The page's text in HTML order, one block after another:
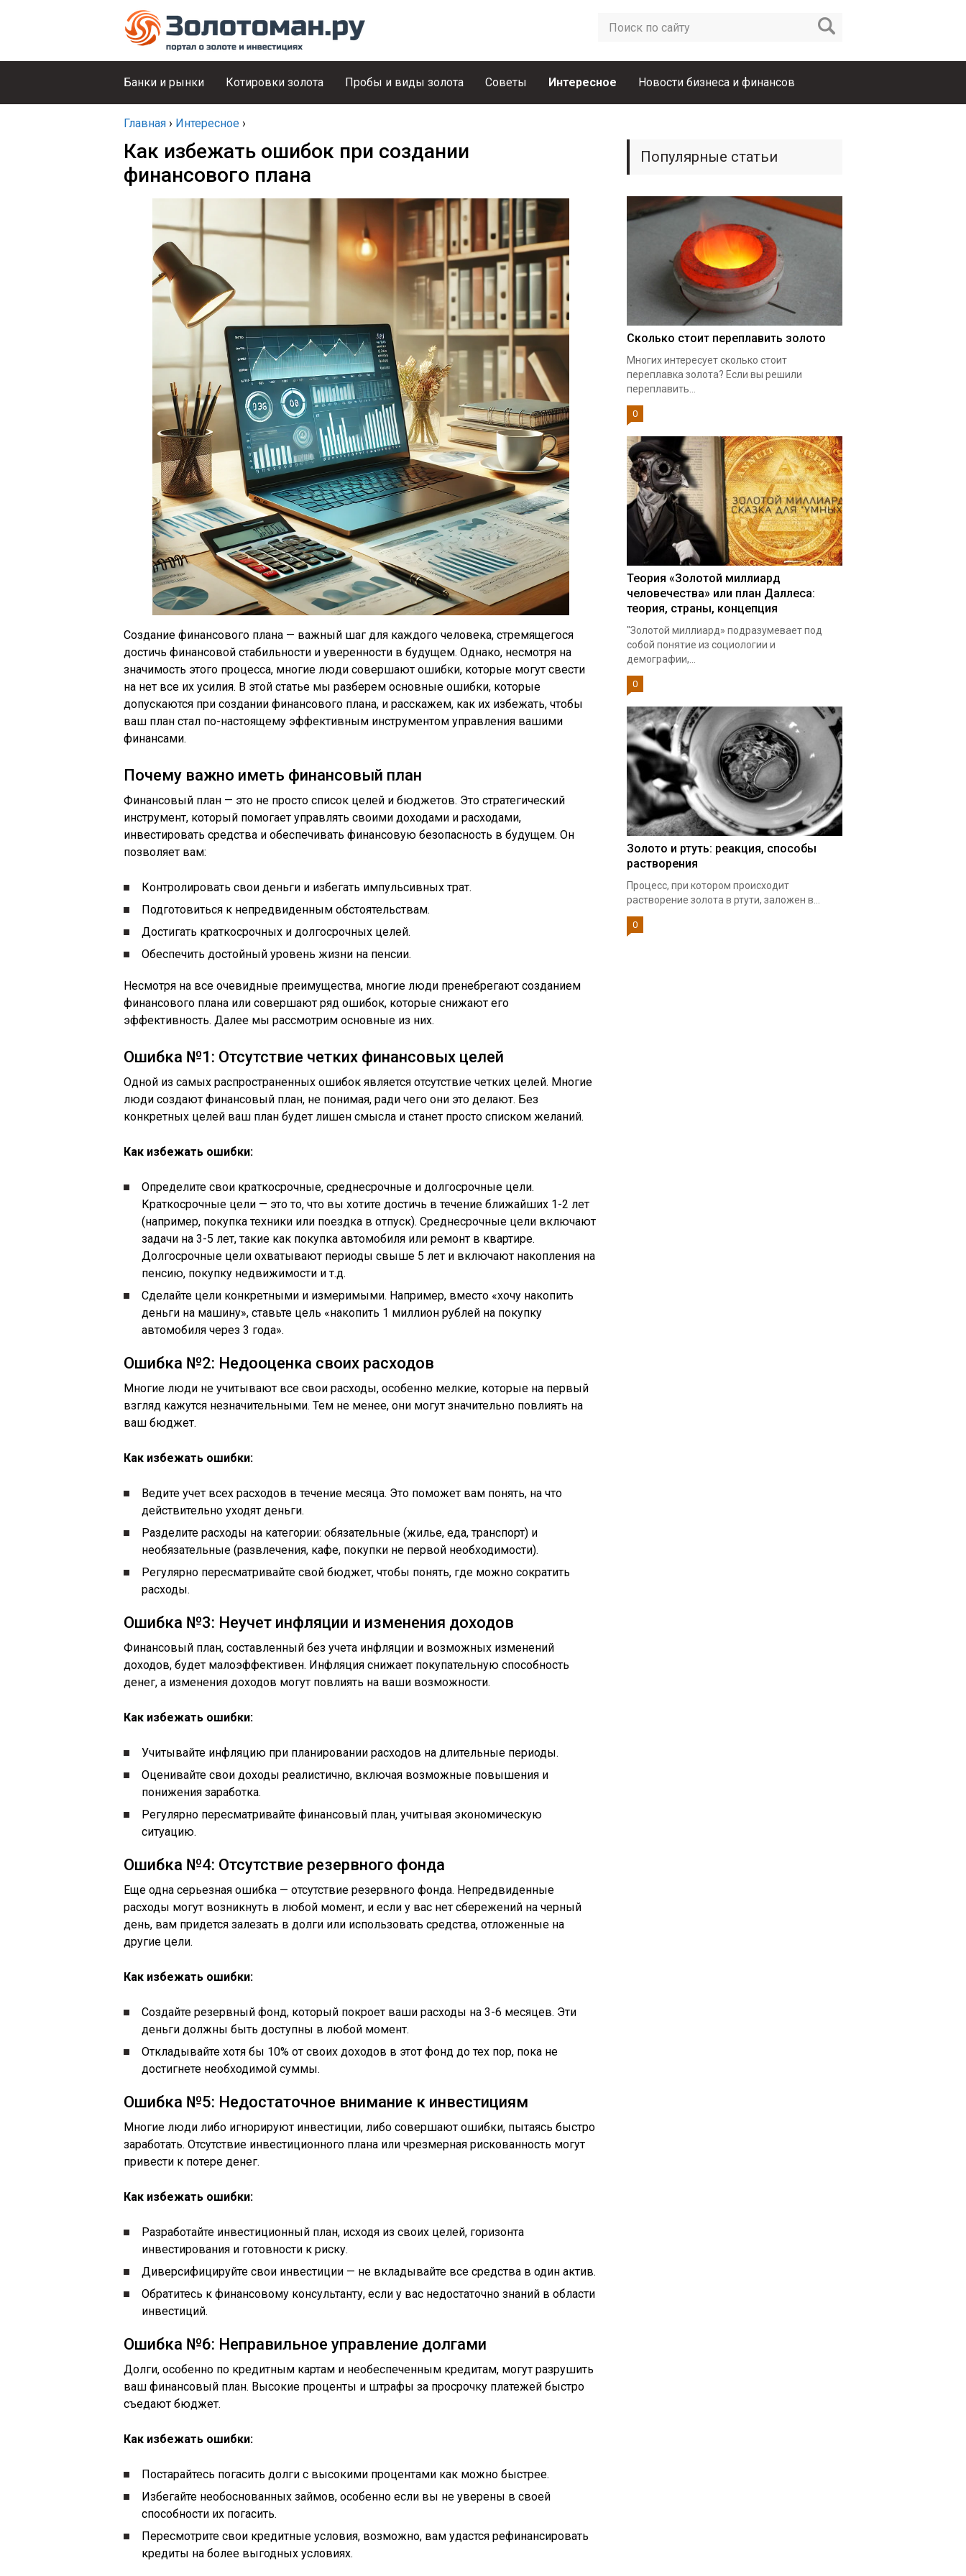
Банки и рынки Котировки золота Пробы и виды золота Советы Интересное Новости бизнеса и финансов
Главная › Интересное ›
Как избежать ошибок при создании
финансового плана
Создание финансового плана — важный шаг для каждого человека, стремящегося
достичь финансовой стабильности и уверенности в будущем. Однако, несмотря на
значимость этого процесса, многие люди совершают ошибки, которые могут свести
на нет все их усилия. В этой статье мы разберем основные ошибки, которые
допускаются при создании финансового плана, и расскажем, как их избежать, чтобы
ваш план стал по-настоящему эффективным инструментом управления вашими
финансами.
Почему важно иметь финансовый план
Финансовый план — это не просто список целей и бюджетов. Это стратегический
инструмент, который помогает управлять своими доходами и расходами,
инвестировать средства и обеспечивать финансовую безопасность в будущем. Он
позволяет вам:
Контролировать свои деньги и избегать импульсивных трат.
Подготовиться к непредвиденным обстоятельствам.
Достигать краткосрочных и долгосрочных целей.
Обеспечить достойный уровень жизни на пенсии.
Несмотря на все очевидные преимущества, многие люди пренебрегают созданием
финансового плана или совершают ряд ошибок, которые снижают его
эффективность. Далее мы рассмотрим основные из них.
Ошибка №1: Отсутствие четких финансовых целей
Одной из самых распространенных ошибок является отсутствие четких целей. Многие
люди создают финансовый план, не понимая, ради чего они это делают. Без
конкретных целей ваш план будет лишен смысла и станет просто списком желаний.
Как избежать ошибки:
Определите свои краткосрочные, среднесрочные и долгосрочные цели.
Краткосрочные цели — это то, что вы хотите достичь в течение ближайших 1-2 лет
(например, покупка техники или поездка в отпуск). Среднесрочные цели включают
задачи на 3-5 лет, такие как покупка автомобиля или ремонт в квартире.
Долгосрочные цели охватывают периоды свыше 5 лет и включают накопления на
пенсию, покупку недвижимости и т.д.
Сделайте цели конкретными и измеримыми. Например, вместо «хочу накопить
деньги на машину», ставьте цель «накопить 1 миллион рублей на покупку
автомобиля через 3 года».
Ошибка №2: Недооценка своих расходов
Многие люди не учитывают все свои расходы, особенно мелкие, которые на первый
взгляд кажутся незначительными. Тем не менее, они могут значительно повлиять на
ваш бюджет.
Как избежать ошибки:
Ведите учет всех расходов в течение месяца. Это поможет вам понять, на что
действительно уходят деньги.
Разделите расходы на категории: обязательные (жилье, еда, транспорт) и
необязательные (развлечения, кафе, покупки не первой необходимости).
Регулярно пересматривайте свой бюджет, чтобы понять, где можно сократить
расходы.
Ошибка №3: Неучет инфляции и изменения доходов
Финансовый план, составленный без учета инфляции и возможных изменений
доходов, будет малоэффективен. Инфляция снижает покупательную способность
денег, а изменения доходов могут повлиять на ваши возможности.
Как избежать ошибки:
Учитывайте инфляцию при планировании расходов на длительные периоды.
Оценивайте свои доходы реалистично, включая возможные повышения и
понижения заработка.
Регулярно пересматривайте финансовый план, учитывая экономическую
ситуацию.
Ошибка №4: Отсутствие резервного фонда
Еще одна серьезная ошибка — отсутствие резервного фонда. Непредвиденные
расходы могут возникнуть в любой момент, и если у вас нет сбережений на черный
день, вам придется залезать в долги или использовать средства, отложенные на
другие цели.
Как избежать ошибки:
Создайте резервный фонд, который покроет ваши расходы на 3-6 месяцев. Эти
деньги должны быть доступны в любой момент.
Откладывайте хотя бы 10% от своих доходов в этот фонд до тех пор, пока не
достигнете необходимой суммы.
Ошибка №5: Недостаточное внимание к инвестициям
Многие люди либо игнорируют инвестиции, либо совершают ошибки, пытаясь быстро
заработать. Отсутствие инвестиционного плана или чрезмерная рискованность могут
привести к потере денег.
Как избежать ошибки:
Разработайте инвестиционный план, исходя из своих целей, горизонта
инвестирования и готовности к риску.
Диверсифицируйте свои инвестиции — не вкладывайте все средства в один актив.
Обратитесь к финансовому консультанту, если у вас недостаточно знаний в области
инвестиций.
Ошибка №6: Неправильное управление долгами
Долги, особенно по кредитным картам и необеспеченным кредитам, могут разрушить
ваш финансовый план. Высокие проценты и штрафы за просрочку платежей быстро
съедают бюджет.
Как избежать ошибки:
Постарайтесь погасить долги с высокими процентами как можно быстрее.
Избегайте необоснованных займов, особенно если вы не уверены в своей
способности их погасить.
Пересмотрите свои кредитные условия, возможно, вам удастся рефинансировать
кредиты на более выгодных условиях.
Популярные статьи
Сколько стоит переплавить золото
Многих интересует сколько стоит
переплавка золота? Если вы решили
переплавить...
0
Теория «Золотой миллиард
человечества» или план Даллеса:
теория, страны, концепция
"Золотой миллиард» подразумевает под
собой понятие из социологии и
демографии,...
0
Золото и ртуть: реакция, способы
растворения
Процесс, при котором происходит
растворение золота в ртути, заложен в...
0